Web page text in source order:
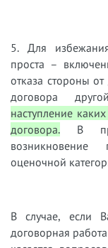
5. Для
проста –
отказа стороны
договора
наступление
договора. В
оценочной
В случае, если
договорная